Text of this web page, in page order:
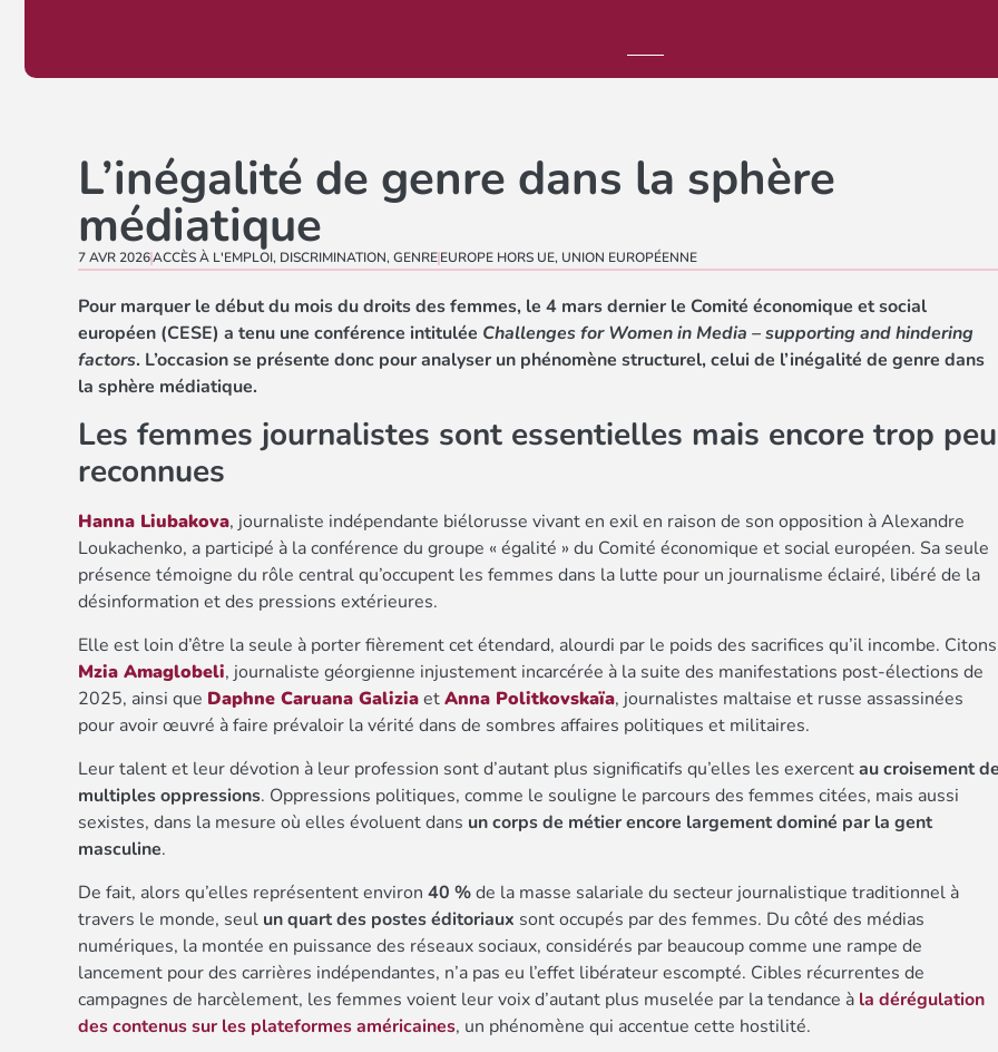
L’inégalité de genre dans la sphère
médiatique
7 AVR 2026ACCÈS À L'EMPLOI, DISCRIMINATION,GENREEUROPE HORS UE, UNION EUROPÉENNE
Pour marquer le début du mois du droits des femmes, le 4 mars dernier le Comité économique et social
européen (CESE) a tenu une conférence intitulée Challenges for Women in Media – supporting and hindering
factors. L’occasion se présente donc pour analyser un phénomène structurel, celui de l’inégalité de genre dans
la sphère médiatique.
Les femmes journalistes sont essentielles mais encore trop peu
reconnues
Hanna Liubakova, journaliste indépendante biélorusse vivant en exil en raison de son opposition à Alexandre
Loukachenko, a participé à la conférence du groupe « égalité » du Comité économique et social européen. Sa seule
présence témoigne du rôle central qu’occupent les femmes dans la lutte pour un journalisme éclairé, libéré de la
désinformation et des pressions extérieures.
Elle est loin d’être la seule à porter fièrement cet étendard, alourdi par le poids des sacrifices qu’il incombe. Citons
Mzia Amaglobeli, journaliste géorgienne injustement incarcérée à la suite des manifestations post-élections de
2025, ainsi que Daphne Caruana GaliziaetAnna Politkovskaïa, journalistes maltaise et russe assassinées
pour avoir œuvré à faire prévaloir la vérité dans de sombres affaires politiques et militaires.
Leur talent et leur dévotion à leur profession sont d’autant plus significatifs qu’elles les exercentau croisement de
multiples oppressions. Oppressions politiques, comme le souligne le parcours des femmes citées, mais aussi
sexistes, dans la mesure où elles évoluent dans un corps de métier encore largement dominé par la gent
masculine.
De fait, alors qu’elles représentent environ 40 %de la masse salariale du secteur journalistique traditionnel à
travers le monde, seul un quart des postes éditoriaux sont occupés par des femmes. Du côté des médias
numériques, la montée en puissance des réseaux sociaux, considérés par beaucoup comme une rampe de
lancement pour des carrières indépendantes, n’a pas eu l’effet libérateur escompté. Cibles récurrentes de
campagnes de harcèlement, les femmes voient leur voix d’autant plus muselée par la tendance à la dérégulation
des contenus sur les plateformes américaines, un phénomène qui accentue cette hostilité.